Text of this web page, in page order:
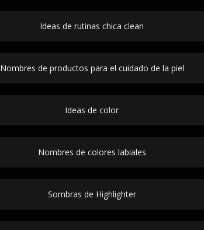
Ideas de rutinas chica clean
Nombres de productos para el cuidado de la piel
Ideas de color
Nombres de colores labiales
Sombras de Highlighter